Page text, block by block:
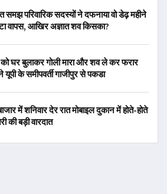
समझ परिवारिक सदस्यों ने दफनाया वो डेढ़ महीने
वापस, आखिर अज्ञात शव किसका?
घर बुलाकर गोली मारा और शव ले कर फरार
यूपी के समीपवर्ती गाजीपुर से पकडा
में शनिवार देर रात मोबाइल दुकान में होते-होते
की बड़ी वारदात